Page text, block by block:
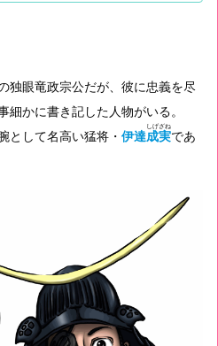
独眼竜政宗公だが、彼に忠義を尽
細かに書き記した人物がいる。
として名高い猛将・ 伊達成実
しげざね
であ